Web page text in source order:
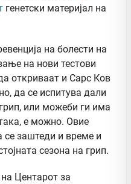
генетски материјал на
на болести на
на нови тестови
откриваат и Сарс Ков
да се испитува дали
или можеби ги има
е можно. Овие
се заштеди и време и
сезона на грип.
Центарот за